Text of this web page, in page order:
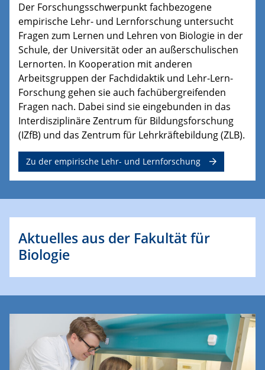
Der Forschungsschwerpunkt fachbezogene
empirische Lehr- und Lernforschung untersucht
Fragen zum Lernen und Lehren von Biologie in der
Schule, der Universität oder an außerschulischen
Lernorten. In Kooperation mit anderen
Arbeitsgruppen der Fachdidaktik und Lehr-Lern-
Forschung gehen sie auch fachübergreifenden
Fragen nach. Dabei sind sie eingebunden in das
Interdisziplinäre Zentrum für Bildungsforschung
(IZfB) und das Zentrum für Lehrkräftebildung (ZLB).
Zu der empirische Lehr- und Lernforschung
Aktuelles aus der Fakultät für
Biologie